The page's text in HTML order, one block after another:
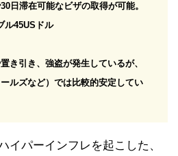
日滞在可能なビザの取得が可能。
ル45USドル
き引き、強盗が発生しているが、
ルズなど）では比較的安定してい
イパーインフレを起こした、